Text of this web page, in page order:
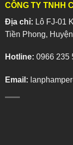
CÔNG TY TNHH
Địa chỉ: Lô FJ-01
Tiền Phong,
Hotline: 0966 235
Email: